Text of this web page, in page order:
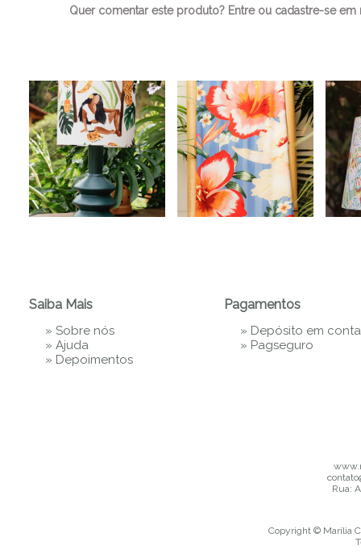
Quer comentar este produto? Entreou cadastre-seem
Saiba Mais
» Sobre nós
» Ajuda
» Depoimentos
Pagamentos
» Depósito em conta
» Pagseguro
Rua:
Copyright © Marília